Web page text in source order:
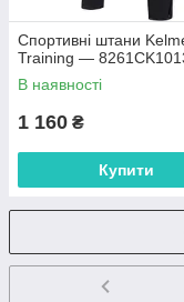
Спортивні штани
Training —
В наявності
1 160 ₴
Купити